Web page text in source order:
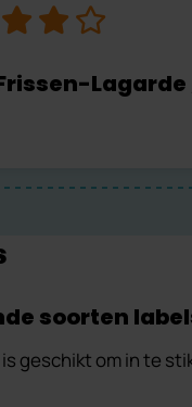
Lagarde
soorten
is geschikt om in te